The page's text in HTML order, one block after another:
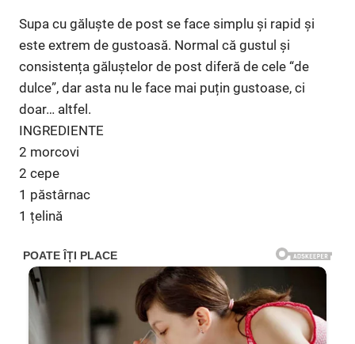
Supa cu găluște de post se face simplu și rapid și
este extrem de gustoasă. Normal că gustul și
consistența găluștelor de post diferă de cele “de
dulce”, dar asta nu le face mai puțin gustoase, ci
doar… altfel.
INGREDIENTE
2 morcovi
2 cepe
1 păstârnac
1 țelină